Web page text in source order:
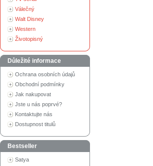
Válečný
Walt Disney
Western
Životopisný
Důležité informace
Ochrana osobních údajů
Obchodní podmínky
Jak nakupovat
Jste u nás poprvé?
Kontaktujte nás
Dostupnost titulů
Bestseller
Satya